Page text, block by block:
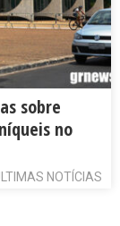
sobre
no
NOTÍCIAS